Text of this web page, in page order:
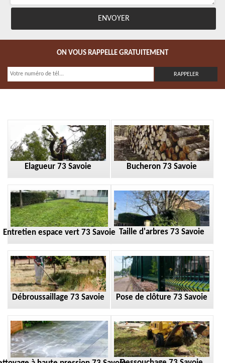
ON VOUS RAPPELLE GRATUITEMENT
Elagueur 73 Savoie Bucheron 73 Savoie
Entretien espace vert 73 Savoie Taille d'arbres 73 Savoie
Débroussaillage 73 Savoie Pose de clôture 73 Savoie